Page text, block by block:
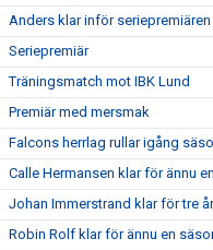
Anders klar inför seriepremiären
Seriepremiär
Träningsmatch mot IBK Lund
Premiär med mersmak
Falcons herrlag rullar igång
Calle Hermansen klar för ännu
Johan Immerstrand klar för tre år
Robin Rolf klar för ännu en